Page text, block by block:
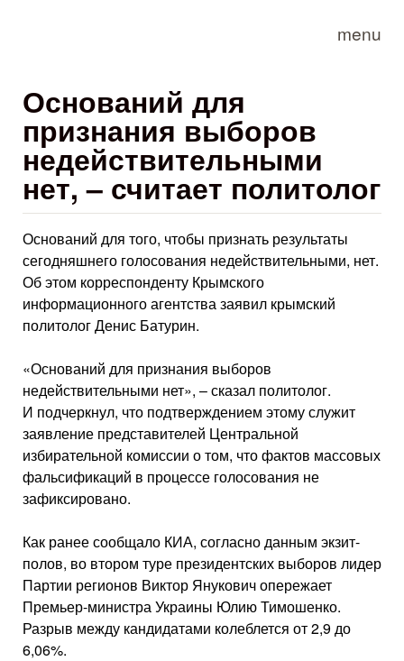
menu
Оснований для
признания выборов
недействительными
нет, – считает политолог
Оснований для того, чтобы признать результаты
сегодняшнего голосования недействительными, нет.
Об этом корреспонденту Крымского
информационного агентства заявил крымский
политолог Денис Батурин.
«Оснований для признания выборов
недействительными нет», – сказал политолог.
И подчеркнул, что подтверждением этому служит
заявление представителей Центральной
избирательной комиссии о том, что фактов массовых
фальсификаций в процессе голосования не
зафиксировано.
Как ранее сообщало КИА, согласно данным экзит-
полов, во втором туре президентских выборов лидер
Партии регионов Виктор Янукович опережает
Премьер-министра Украины Юлию Тимошенко.
Разрыв между кандидатами колеблется от 2,9 до
6,06%.